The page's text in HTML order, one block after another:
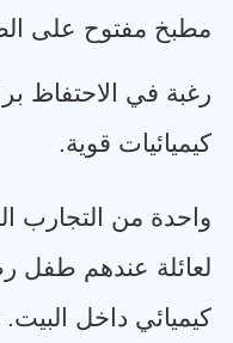
مطبخ مفتوح على
رغبة في الاحتفاظ
كيميائيات قوية.
واحدة من التجارب
لعائلة عندهم طفل
كيميائي داخل